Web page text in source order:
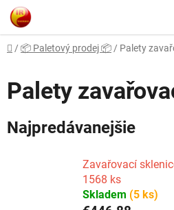
Prejsť
na
obsah
Domov
/ 📦 Paletový prodej 📦 / Palety
Palety
Najpredávanejšie
Zavařovací
1568 ks
Skladem (5 ks)